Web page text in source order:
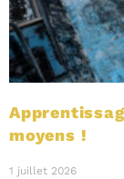
moyens !
1 juillet 2026